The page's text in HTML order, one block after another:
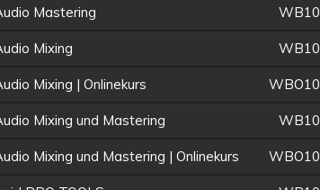
Mastering
Mixing
Mixing | Onlinekurs
Mixing und Mastering
Mixing und Mastering | Onlinekurs